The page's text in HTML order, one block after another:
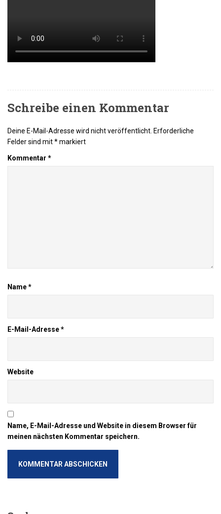
Schreibe einen Kommentar
Deine E-Mail-Adresse wird nicht veröffentlicht. Erforderliche
Felder sind mit*markiert
Kommentar *
Name*
E-Mail-Adresse*
Website
Name, E-Mail-Adresse und Website in diesem Browser für
meinen nächsten Kommentar speichern.